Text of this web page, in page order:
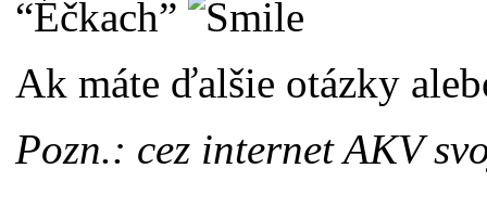
“Éčkach”
Ak máte ďalšie otázky
Pozn.: cez internet AKV